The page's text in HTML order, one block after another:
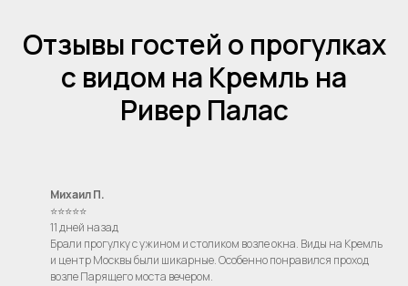
Отзывы гостей о прогулках
с видом на Кремль на
Ривер Палас
Михаил П.
⭐⭐⭐⭐⭐
11 дней назад
Брали прогулку с ужином и столиком возле окна. Виды на Кремль
и центр Москвы были шикарные. Особенно понравился проход
возле Парящего моста вечером.